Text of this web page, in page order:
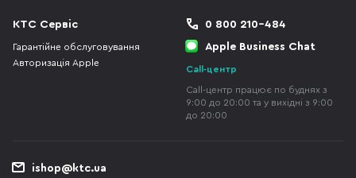
КТС Сервіс
Гарантійне обслуговування
Авторизація Apple
0 800 210-484
Apple Business Chat
Call-центр
Call-центр працює по буднях з
9:00 до 20:00 та у вихідні з 9:00
до 20:00
ishop@ktc.ua